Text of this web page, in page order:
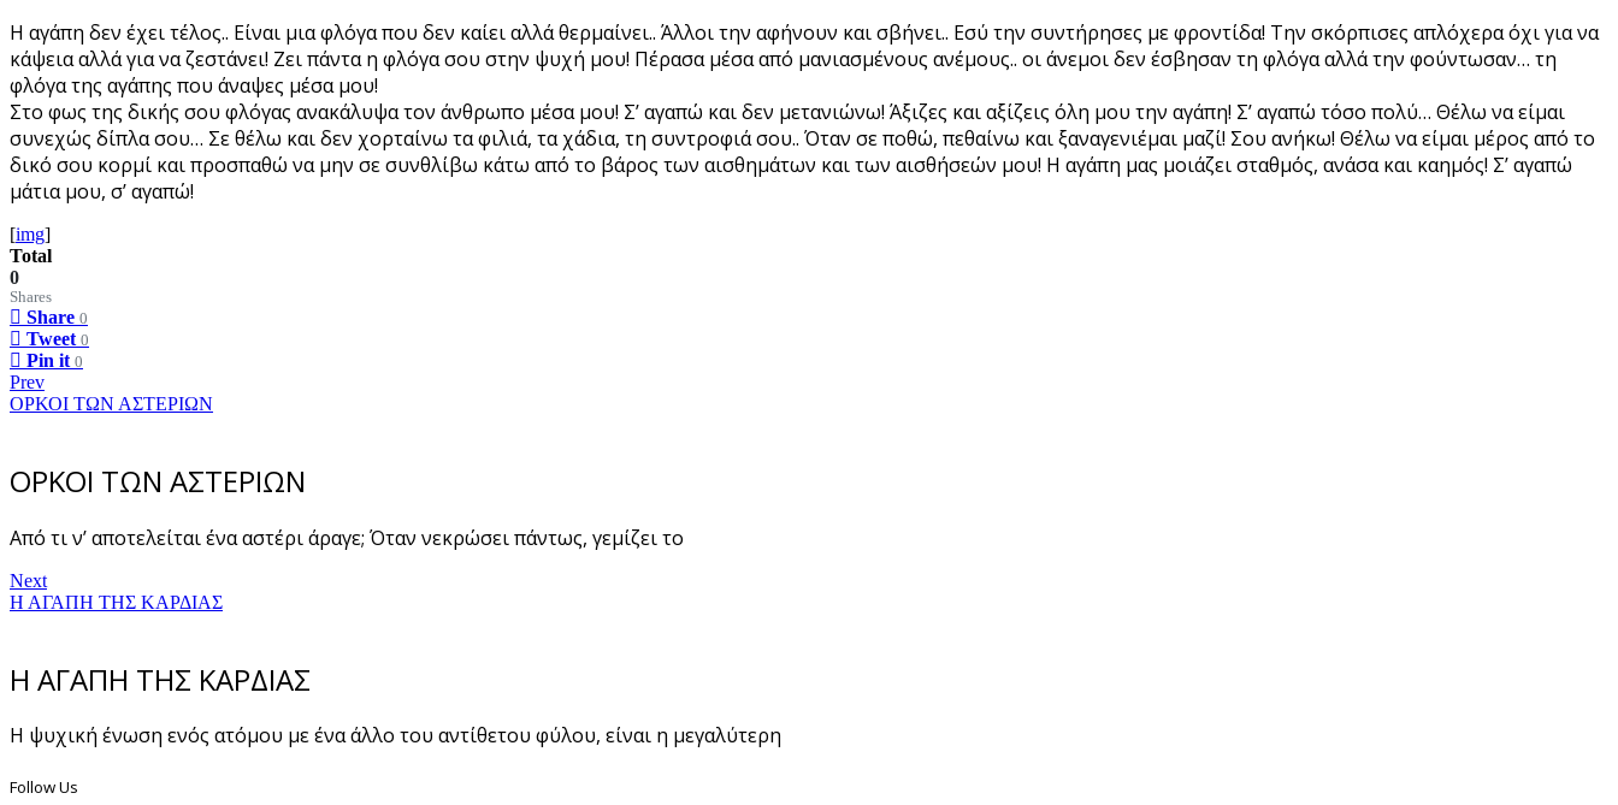
Η αγάπη δεν έχει τέλος.. Είναι μια φλόγα που δεν καίει αλλά θερμαίνει.. Άλλοι την αφήνουν και σβήνει.. Εσύ την συντήρησες με φροντίδα! Την σκόρπισες απλόχερα όχι για να
κάψεια αλλά για να ζεστάνει! Ζει πάντα η φλόγα σου στην ψυχή μου! Πέρασα μέσα από μανιασμένους ανέμους.. οι άνεμοι δεν έσβησαν τη φλόγα αλλά την φούντωσαν… τη
φλόγα της αγάπης που άναψες μέσα μου!
Στο φως της δικής σου φλόγας ανακάλυψα τον άνθρωπο μέσα μου! Σ’ αγαπώ και δεν μετανιώνω! Άξιζες και αξίζεις όλη μου την αγάπη! Σ’ αγαπώ τόσο πολύ… Θέλω να είμαι
συνεχώς δίπλα σου… Σε θέλω και δεν χορταίνω τα φιλιά, τα χάδια, τη συντροφιά σου.. Όταν σε ποθώ, πεθαίνω και ξαναγενιέμαι μαζί! Σου ανήκω! Θέλω να είμαι μέρος από το
δικό σου κορμί και προσπαθώ να μην σε συνθλίβω κάτω από το βάρος των αισθημάτων και των αισθήσεών μου! Η αγάπη μας μοιάζει σταθμός, ανάσα και καημός! Σ’ αγαπώ
μάτια μου, σ’ αγαπώ!
[img]
Total
0
Shares
Share 0
Tweet 0
Pin it 0
Prev
ΟΡΚΟΙ ΤΩΝ ΑΣΤΕΡΙΩΝ
ΟΡΚΟΙ ΤΩΝ ΑΣΤΕΡΙΩΝ
Από τι ν’ αποτελείται ένα αστέρι άραγε; Όταν νεκρώσει πάντως, γεμίζει το
Next
Η ΑΓΑΠΗ ΤΗΣ ΚΑΡΔΙΑΣ
Η ΑΓΑΠΗ ΤΗΣ ΚΑΡΔΙΑΣ
Η ψυχική ένωση ενός ατόμου με ένα άλλο του αντίθετου φύλου, είναι η μεγαλύτερη
Follow Us